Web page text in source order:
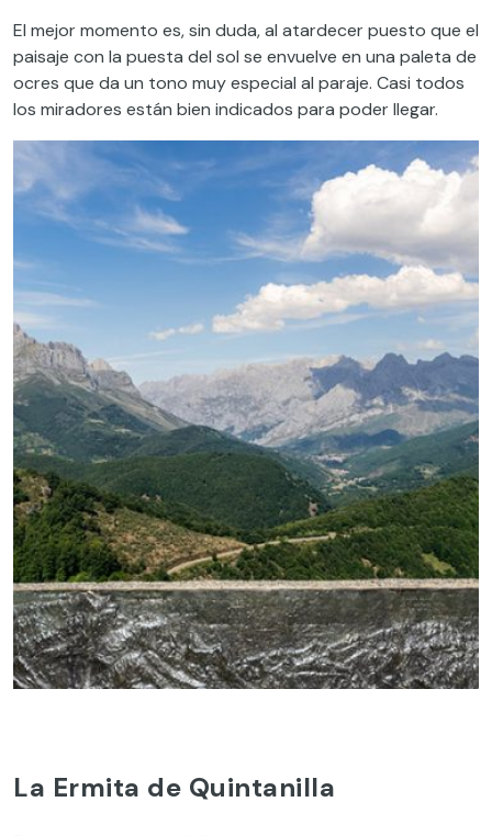
El mejor momento es, sin duda, al atardecer puesto que el
paisaje con la puesta del sol se envuelve en una paleta de
ocres que da un tono muy especial al paraje. Casi todos
los miradores están bien indicados para poder llegar.
La Ermita de Quintanilla